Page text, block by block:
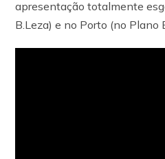
apresentação totalmente
B.Leza) e no Porto (no Plano